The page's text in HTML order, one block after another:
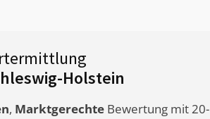
Holstein
, Marktgerechte Bewertung mit 20-